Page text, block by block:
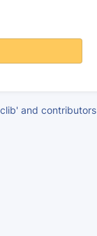
and contributors